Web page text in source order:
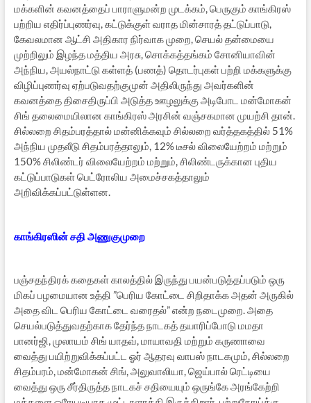
மக்களின் கவனத்தைப் பாராளுமன்ற முடக்கம், பெருகும் காங்கிரஸ்
பற்றிய எதிர்ப்புணர்வு, கட்டுக்குள் வராத மின்சாரத் தட்டுப்பாடு,
கேவலமான ஆட்சி அதிகார நிர்வாக முறை, செயல் தன்மையை
முற்றிலும் இழந்த மத்திய அரசு, சொக்கத்தங்கம் சோனியாவின்
அந்நிய, அயல்நாட்டு கள்ளத் (பணத்) தொடர்புகள் பற்றி மக்களுக்கு
விழிப்புணர்வு ஏற்படுவதற்குமுன் அதிலிருந்து அவர்களின்
கவனத்தை திசைதிருப்பி அடுத்த ஊழலுக்கு அடிபோட மன்மோகன்
சிங் தலைமையிலான காங்கிரஸ் அரசின் வஞ்சகமான முயற்சி தான்.
சில்லறை சிதம்பரத்தால் மன்னிக்கவும் சில்லறை வர்த்தகத்தில் 51%
அந்நிய முதலீடு சிதம்பரத்தாலும், 12% டீசல் விலையேற்றம் மற்றும்
150% சிலிண்டர் விலையேற்றம் மற்றும், சிலிண்டருக்கான புதிய
கட்டுப்பாடுகள் பெட்ரோலிய அமைச்சகத்தாலும்
அறிவிக்கப்பட்டுள்ளன.
காங்கிரஸின் சதி அணுகுமுறை
பஞ்சதந்திரக் கதைகள் காலத்தில் இருந்து பயன்படுத்தப்படும் ஒரு
மிகப் பழமையான உத்தி ”பெரிய கோட்டை சிறிதாக்க அதன் அருகில்
அதை விட பெரிய கோட்டை வரைதல்” என்ற நடைமுறை. அதை
செயல்படுத்துவதற்காக தேர்ந்த நாடகத் தயாரிப்போடு மமதா
பானர்ஜி, முலாயம் சிங் யாதவ், மாயாவதி மற்றும் கருணாவை
வைத்து பயிற்றுவிக்கப்பட்ட ஓர் ஆதரவு வாபஸ் நாடகமும், சில்லறை
சிதம்பரம், மன்மோகன் சிங், அலுவாலியா, ஜெய்பால் ரெட்டியை
வைத்து ஒரு சீர்திருத்த நாடகச் சதியையும் ஒருங்கே அரங்கேற்றி